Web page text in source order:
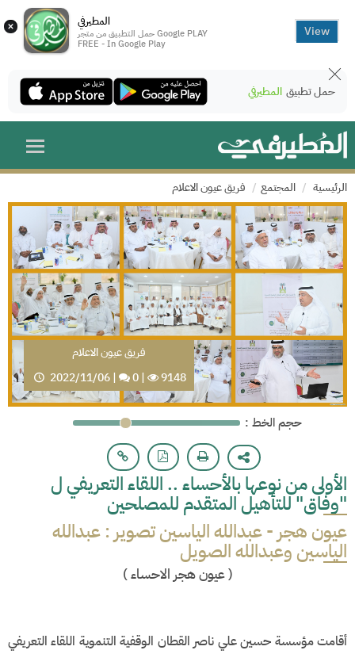
× المطيرفي
حمل التطبيق من متجر Google PLAY
FREE - In Google Play
View
حمل تطبيق المطيرفي
الرئيسية المجتمع فريق عيون الاعلام
فريق عيون الاعلام
2022/11/06| 0| 9148
: حجم الخط
الأولى من نوعها بالأحساء .. اللقاء التعريفي ل
"وفاق" للتأهيل المتقدم للمصلحين
عيون هجر - عبدالله الياسين تصوير : عبدالله
الياسين وعبدالله الصويل
(عيون هجر الاحساء)
أقامت مؤسسة حسين علي ناصر القطان الوقفية التنموية اللقاء التعريفي